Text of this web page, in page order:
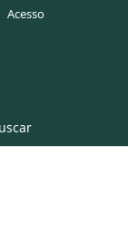
Acesso